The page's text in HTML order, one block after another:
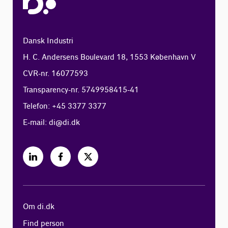
Dansk Industri
H. C. Andersens Boulevard 18, 1553 København V
CVR-nr. 16077593
Transparency-nr. 5749958415-41
Telefon: +45 3377 3377
E-mail:di@di.dk
Om di.dk
Find person